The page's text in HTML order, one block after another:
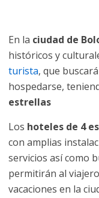
En la ciudad de
históricos y
turista, que
hospedarse,
estrellas
Los hoteles de 4
con amplias
servicios así como
permitirán al
vacaciones en la